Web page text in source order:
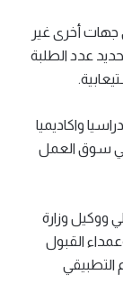
جهات أخرى غير
عدد الطلبة
واكاديميا
في سوق العمل
ووكيل وزارة
القبول
التطبيقي